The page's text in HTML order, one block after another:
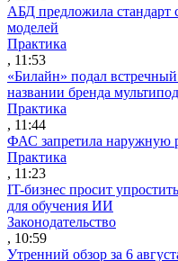
АБД предложила
моделей
Практика
, 11:53
«Билайн» подал
названии бренда
Практика
, 11:44
ФАС запретила наружную
Практика
, 11:23
IT-бизнес просит
для обучения ИИ
Законодательство
, 10:59
Утренний обзор за 6